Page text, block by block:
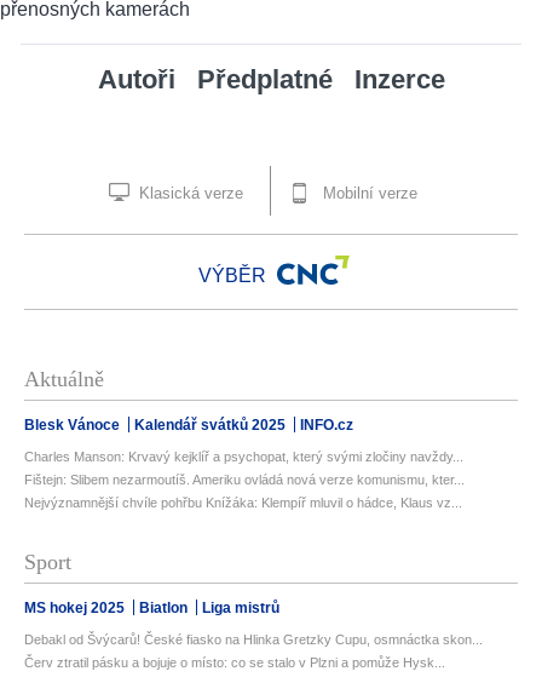
Autoři Předplatné Inzerce
Klasická verze Mobilní verze
VÝBĚR
Aktuálně
Blesk Vánoce Kalendář svátků 2025 INFO.cz
Charles Manson: Krvavý kejklíř a psychopat, který svými zločiny navždy...
Fištejn: Slibem nezarmoutíš. Ameriku ovládá nová verze komunismu, kter...
Nejvýznamnější chvíle pohřbu Knížáka: Klempíř mluvil o hádce, Klaus vz...
Sport
MS hokej 2025 Biatlon Liga mistrů
Debakl od Švýcarů! České fiasko na Hlinka Gretzky Cupu, osmnáctka skon...
Červ ztratil pásku a bojuje o místo: co se stalo v Plzni a pomůže Hysk...